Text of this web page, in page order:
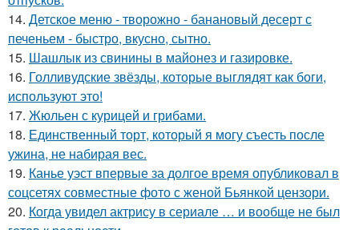
14. Детское меню - творожно - банановый десерт с
печеньем - быстро, вкусно, сытно.
15. Шашлык из свинины в майонез и газировке.
16. Голливудские звёзды, которые выглядят как боги,
используют это!
17. Жюльен с курицей и грибами.
18. Единственный торт, который я могу съесть после
ужина, не набирая вес.
19. Канье уэст впервые за долгое время опубликовал в
соцсетях совместные фото с женой Бьянкой цензори.
20. Когда увидел актрису в сериале … и вообще не был